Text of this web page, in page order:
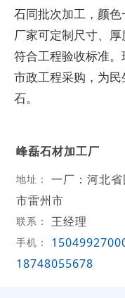
石同批次加工，颜色
厂家可定制尺寸、
符合工程验收标准
市政工程采购，为
石。
峰磊石材加工厂
地址：
一厂：河北
市雷州市
联系： 王经理
手机：
18748055678